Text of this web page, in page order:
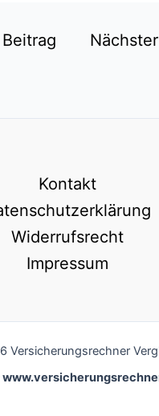
Kontakt
Widerrufsrecht
Impressum